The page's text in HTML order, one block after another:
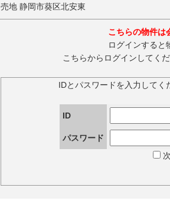
売地 静岡市葵区北安東
こちらの物件は
ログインすると
こちらからログインしてくだ
IDとパスワードを入力して
ID
パスワード